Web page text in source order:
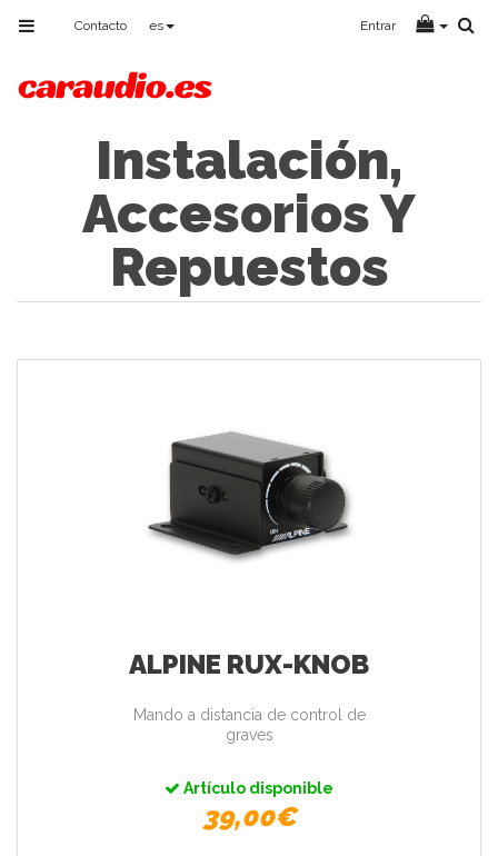
Toggle
navigation
Contacto es Entrar
Instalación,
Accesorios Y
Repuestos
ALPINE RUX-KNOB
Mando a distancia de control de
graves
Artículo disponible
39,00€